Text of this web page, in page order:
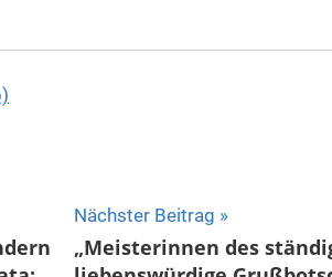
Nächster Beitrag
„Meisterinnen des